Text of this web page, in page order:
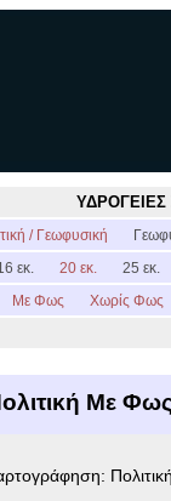
ΥΔΡΟΓΕΙΕΣ
/ Γεωφυσική
εκ. 20 εκ. 25 εκ.
Με Φως Χωρίς Φως
Με Φως